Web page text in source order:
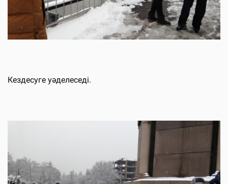
Кездесуге уәделеседі.